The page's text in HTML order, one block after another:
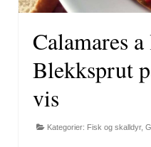
Calamares
Blekksprut
vis
Kategorier: Fisk og skalldyr,